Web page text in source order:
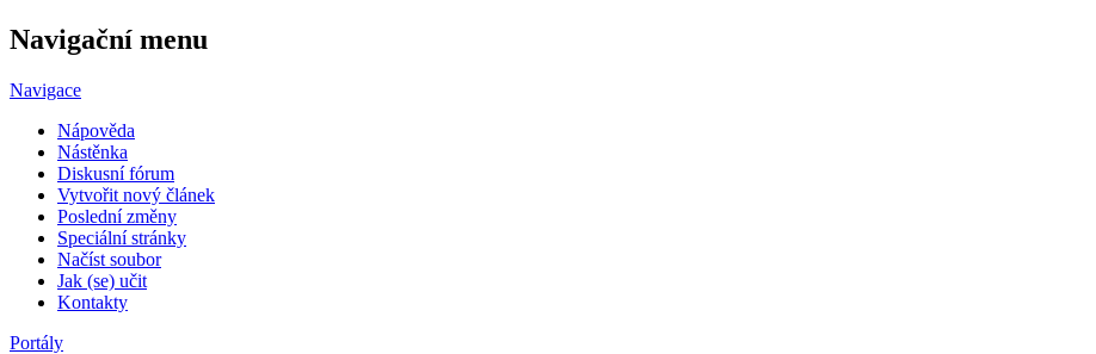
Navigační menu
Navigace
Nápověda
Nástěnka
Diskusní fórum
Vytvořit nový článek
Poslední změny
Speciální stránky
Načíst soubor
Jak (se) učit
Kontakty
Portály